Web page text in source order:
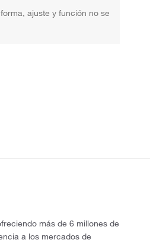
ajuste y función no se
más de 6 millones de
a los mercados de